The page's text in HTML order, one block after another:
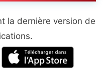
la dernière version de